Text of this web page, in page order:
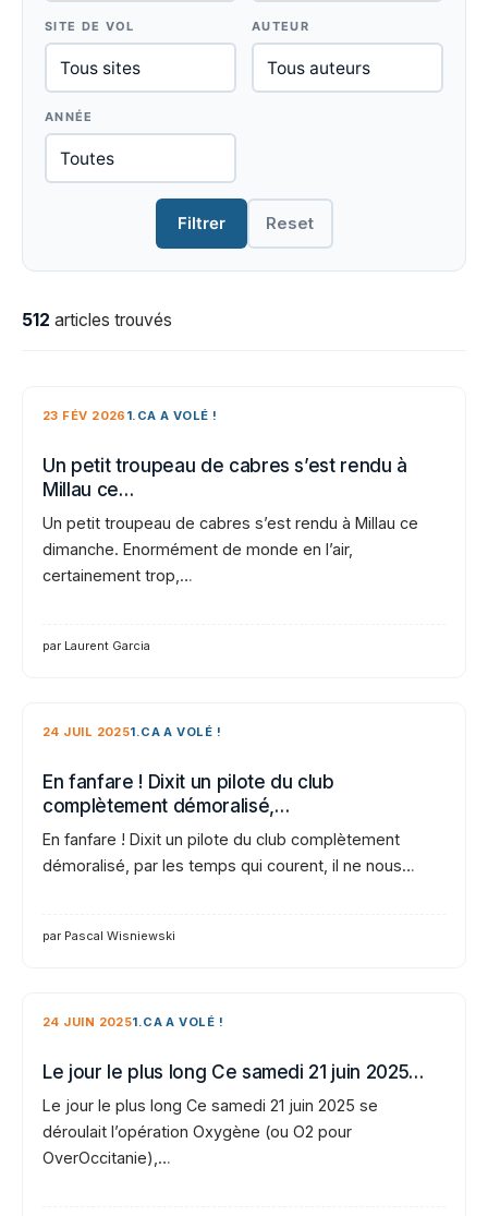
SITE DE VOL AUTEUR
ANNÉE
Filtrer Reset
512 articles trouvés
23 FÉV 2026 1.CA A VOLÉ !
Un petit troupeau de cabres s’est rendu à
Millau ce…
Un petit troupeau de cabres s’est rendu à Millau ce
dimanche. Enormément de monde en l’air,
certainement trop,…
par Laurent Garcia
24 JUIL 20251.CA A VOLÉ !
En fanfare ! Dixit un pilote du club
complètement démoralisé,…
En fanfare ! Dixit un pilote du club complètement
démoralisé, par les temps qui courent, il ne nous…
par Pascal Wisniewski
24 JUIN 20251.CA A VOLÉ !
Le jour le plus long Ce samedi 21 juin 2025…
Le jour le plus long Ce samedi 21 juin 2025 se
déroulait l’opération Oxygène (ou O2 pour
OverOccitanie),…